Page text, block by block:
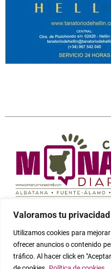
Valoramos tu privacidad
Utilizamos cookies para
ofrecer anuncios o contenido
tráfico. Al hacer click en
sobre todo lo que ocurre
Hellín (Albatana, Fuente-
¿Cómo calificarías tu
Seleccione
una
opción